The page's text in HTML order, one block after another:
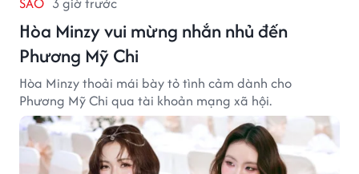
Hòa Minzy vui mừng nhắn nhủ đến
Phương Mỹ Chi
Hòa Minzy thoải mái bày tỏ tình cảm dành cho
Phương Mỹ Chi qua tài khoản mạng xã hội.